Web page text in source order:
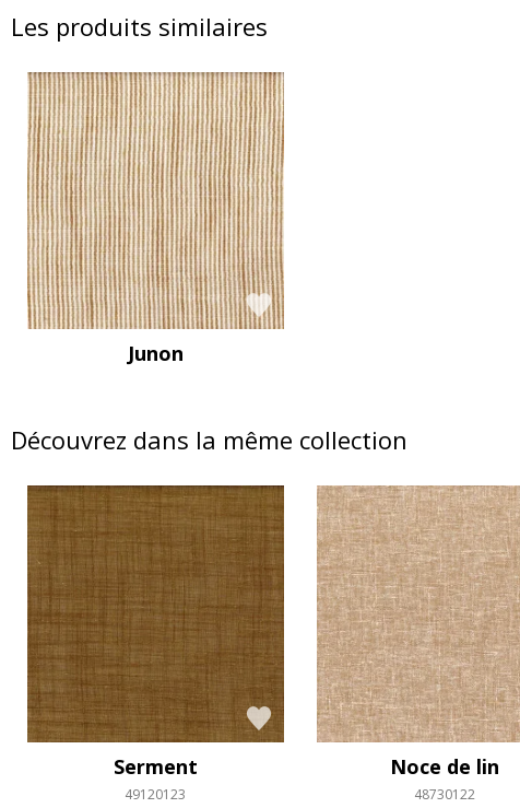
Les produits similaires
Junon
Découvrez dans la même collection
Serment
49120123
Noce de lin
48730122